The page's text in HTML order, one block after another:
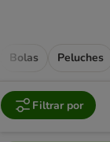
Bolas Peluches
Filtrar por